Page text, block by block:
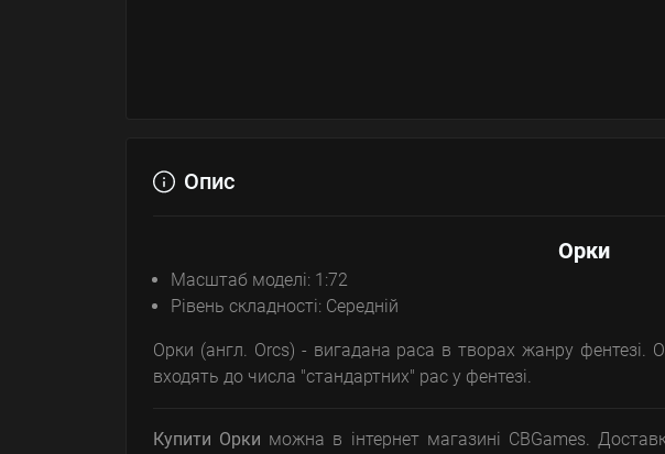
Опис
Орки
Масштаб моделі: 1:72
Рівень складності: Середній
Орки (англ. Orcs) - вигадана раса в творах жанру фентезі.
входять до числа "стандартних" рас у фентезі.
Купити Орки можна в інтернет магазині CBGames.